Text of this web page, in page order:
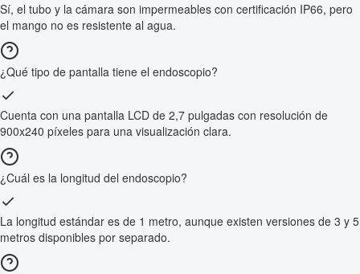
Sí, el tubo y la cámara son impermeables con certificación IP66, pero
el mango no es resistente al agua.
¿Qué tipo de pantalla tiene el endoscopio?
Cuenta con una pantalla LCD de 2,7 pulgadas con resolución de
900x240 píxeles para una visualización clara.
¿Cuál es la longitud del endoscopio?
La longitud estándar es de 1 metro, aunque existen versiones de 3 y 5
metros disponibles por separado.